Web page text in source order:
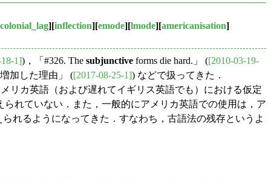
colonial_lag][inflection][emode][lmode][americanisation]
1])，「#326. The subjunctive forms die hard.」 ([2010-03-19-
加した理由」 ([2017-08-25-1]) などで扱ってきた．
リカ英語（および遅れてイギリス英語でも）における仮定
れていない．また，一般的にアメリカ英語での使用は，ア
れるようになってきた．すなわち，古語法の残存というよ